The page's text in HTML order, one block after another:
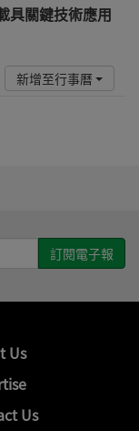
具關鍵技術應用
新增至行事曆
Us
Us